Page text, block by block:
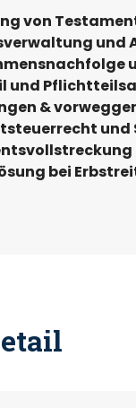
von
und
und
&
bei